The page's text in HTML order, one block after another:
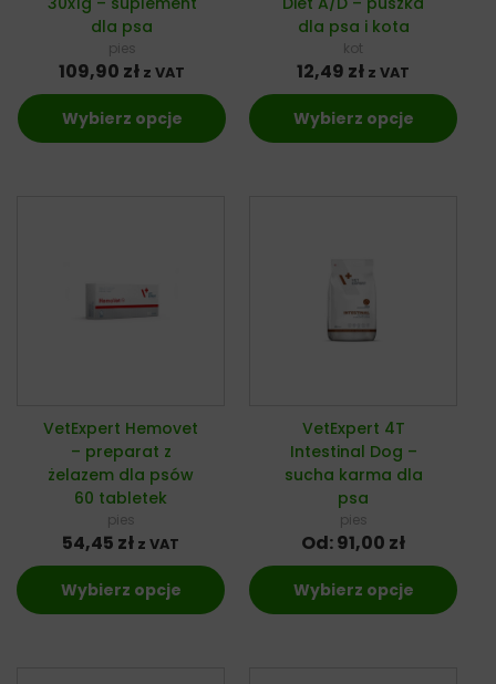
dla psa
pies
109,90 zł z VAT
Wybierz opcje
dla psa i kota
kot
12,49 zł z VAT
Wybierz opcje
VetExpert Hemovet
– preparat z
żelazem dla psów
60 tabletek
pies
54,45 zł z VAT
Wybierz opcje
VetExpert 4T
Intestinal Dog –
sucha karma dla
psa
pies
Od:91,00 zł
Wybierz opcje